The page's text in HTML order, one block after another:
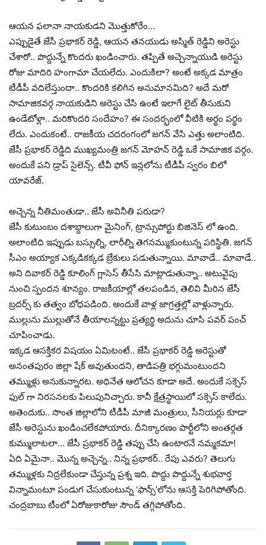
ఆయ‌న ఫ‌లానా నాయకుడని మొత్తుకోరేం…
ఎప్పుడైతే జేసీ ప్రభాకర్ రెడ్డి, ఆయన తనయుడు అస్మిత్ రెడ్డిని అరెస్టు
చేశారో.. పొద్దున్నే కొందరు ఖండించారు. తప్పితే అచ్చెన్నాయుడి అరెస్టు
రోజు మాదిరి హంగామా చేయలేదు. ఎందుకిలా? అంటే అక్కడ మాత్రం
టీడీపీ వదిలేస్తుందా.. కొందరికి కలిగిన అనుమానమిది? అదే మ‌రో
సామాజిక‌వ‌ర్గ‌ నాయకుడిని అరెస్టు చేసి ఉంటే ఇలాగే లైట్ తీసుకుని
ఉండేటోళ్లా.. మరికొందరి సందేహం? ఈ సందర్భంలో వీటికి అర్థం పర్థం
లేదు. ఎందుకంటే.. రాజకీయ చదరంగంలో జగన్ వేసి ఎత్తు అలాంటిది.
జేసీ ప్రభాకర్ రెడ్డిది ముఖ్యమంత్రి జగన్ మోహన్ రెడ్డి ఒకే సామాజిక వర్గం.
అందుకే పని డ్రాప్ సైలెన్స్. టీవీ ఫోన్ ఇన్లలోను టీడీపీ స్వరం బిలో
యావరేజ్.
అచ్చెన్న నీతిమంతుడా.. జేసీ అవినీతి పరుడా?
జేసీ కుటుంబం దశాబ్దాలుగా మైనింగ్‌, ట్రాన్సుపోర్టు బిజినెస్ లో ఉంది.
అలాంటిది ఇప్పుడు బస్సుల్ని, లారీల్ని తెగనమ్ముకుంటున్న పరిస్థితి. జగన్
సీఎం అయ్యాక ఎక్కడికక్కడ బ్రేకులు పడుతున్నాయి. మావాడే.. మావాడే..
అని దివాకర్ రెడ్డి కూలింగ్ గ్లాసెస్ తీసేసి మాట్లాడుతున్నా.. అటువైపు
నుంచి స్పందన శూన్యం. రాజకీయాల్లో తలపండిన, తెలివి మీరిన జేసీ
బ్రదర్స్ కు తత్వం బోధపడింది. అందుకే వాళ్ల జాగ్రత్తల్లో వాళ్లున్నారు.
ముల్లును ముల్లుతోనే తీయాలన్నట్టు ప్రత్యర్థి అదును చూసి పవర్ పంచ్
చూపించాడు.
ఇక్కడ ఆసక్తికర విషయం ఏమిటంటే.. జేసీ ప్రభాకర్ రెడ్డి అరెస్టుతో
అనంతపురం జిల్లా షేక్ అవుతుందని, తాడిపత్రి భగ్గుమంటుందని
త‌మ్ముళ్లు అనుకున్నార‌ట‌. అధినేత ఆలోచన కూడా అదే. అందుకే సక్సెస్
ఫుల్ గా నిరసనలకు పిలుపునిచ్చారు. కానీ క్షేత్రస్థాయిలో సక్సెస్ కాలేదు.
అతెందుకు.. సొంత జిల్లాలోని టీడీపీ మాజీ మంత్రులు, సీనియర్లు కూడా
జేసీ అరెస్టును ఖండించలేకపోయారు. దీనిక్కారణం పార్టీలోని అంతర్గత
కుమ్ములాటలా… జేసీ ప్రభాకర్ రెడ్డి తప్పు చేసి ఉంటారనే నమ్మకమా!
ఏది ఏమైనా.. మొన్న అచ్చెన్న.. నిన్న ప్రభాకర్.. రేపు ఎవరు? తెలుగు
తమ్ముళ్లకు నిద్రలేకుండా చేస్తున్న ప్రశ్న ఇది. పొద్దు పొద్దున్నే శుభవార్త
విన్నామంటూ పండుగ చేసుకుంటున్న ‘ఫాన్స్’లోను ఆసక్తి పెరిగిపోతోంది.
చంద్రబాబు టీంలో ఏరోజుకారోజు సౌండ్ తగ్గిపోతోంది.